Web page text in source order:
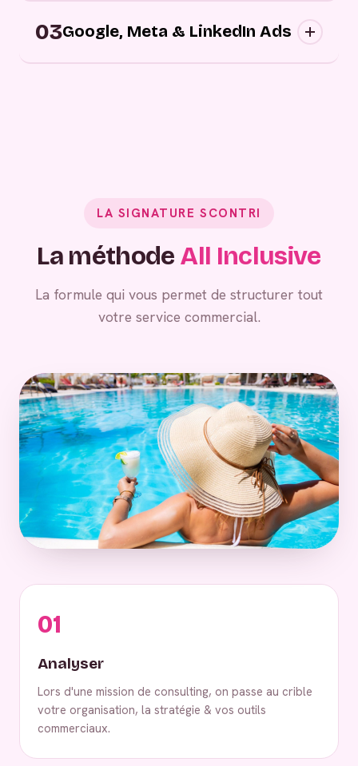
approchons vos prospects au bon moment,
personnalisés.
03Google, Meta & LinkedIn Ads
LA SIGNATURE SCONTRI
La méthode All Inclusive
La formule qui vous permet de structurer tout
votre service commercial.
01
Analyser
Lors d'une mission de consulting, on passe au crible
votre organisation, la stratégie & vos outils
commerciaux.